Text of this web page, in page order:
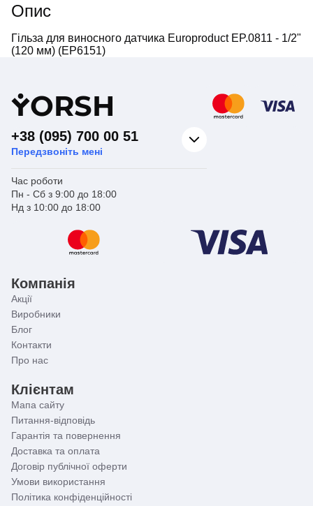
Опис
Гільза для виносного датчика Europroduct EP.0811 - 1/2"
(120 мм) (EP6151)
YORSH
+38 (095) 700 00 51
Передзвоніть мені
Час роботи
Пн - Сб з 9:00 до 18:00
Нд з 10:00 до 18:00
Компанія
Акції
Виробники
Блог
Контакти
Про нас
Клієнтам
Мапа сайту
Питання-відповідь
Гарантія та повернення
Доставка та оплата
Договір публічної оферти
Умови використання
Політика конфіденційності